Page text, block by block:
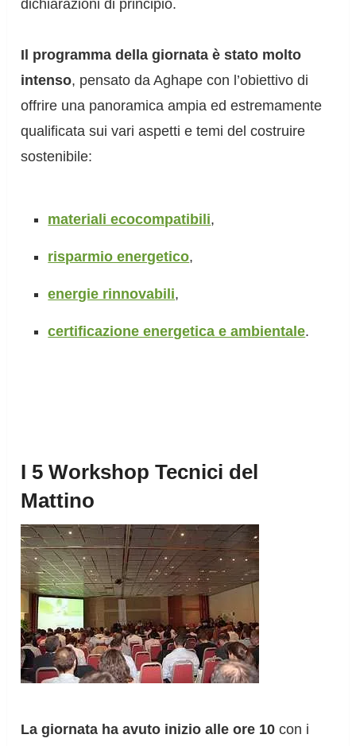
dichiarazioni di principio.
Il programma della giornata è stato molto
intenso, pensato da Aghape con l’obiettivo di
offrire una panoramica ampia ed estremamente
qualificata sui vari aspetti e temi del costruire
sostenibile:
materiali ecocompatibili,
risparmio energetico,
energie rinnovabili,
certificazione energetica e ambientale.
I 5 Workshop Tecnici del
Mattino
La giornata ha avuto inizio alle ore 10 con i